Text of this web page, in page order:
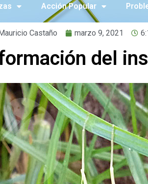
Acción Popular
Castaño marzo 9, 2021
del